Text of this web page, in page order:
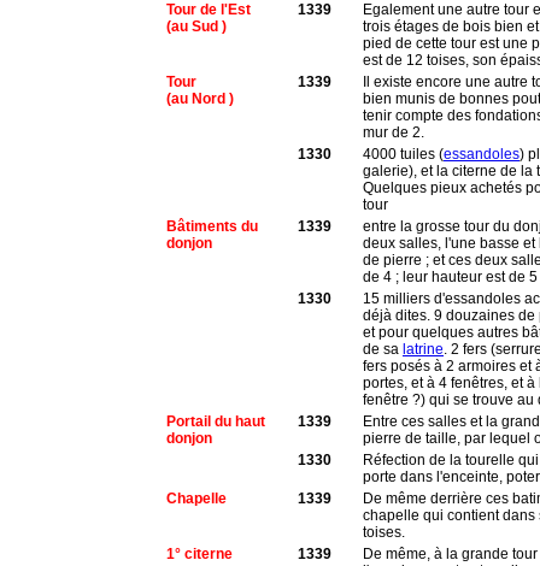
Tour de l'Est
(au Sud )
1339
Egalement une autre tour
trois étages de bois bien
pied de cette tour est une
est de 12 toises, son
Tour
(au Nord )
1339
Il existe encore une
bien munis de bonnes
tenir compte des
mur de 2.
1330
4000 tuiles (essandoles)
galerie), et la citerne de la
Quelques pieux achetés
tour
Bâtiments du
donjon
1339
entre la grosse tour du
deux salles, l'une basse
de pierre ; et ces deux
de 4 ; leur hauteur est de
1330
15 milliers d'essandoles
déjà dites. 9 douzaines
et pour quelques autres
de sa latrine. 2 fers
fers posés à 2 armoires et
portes, et à 4 fenêtres, et
fenêtre ?) qui se trouve
Portail du haut
donjon
1339
Entre ces salles et la
pierre de taille, par lequel
1330
Réfection de la tourelle
porte dans l'enceinte,
Chapelle
1339
De même derrière ces
chapelle qui contient dans
toises.
1° citerne
1339
De même, à la grande